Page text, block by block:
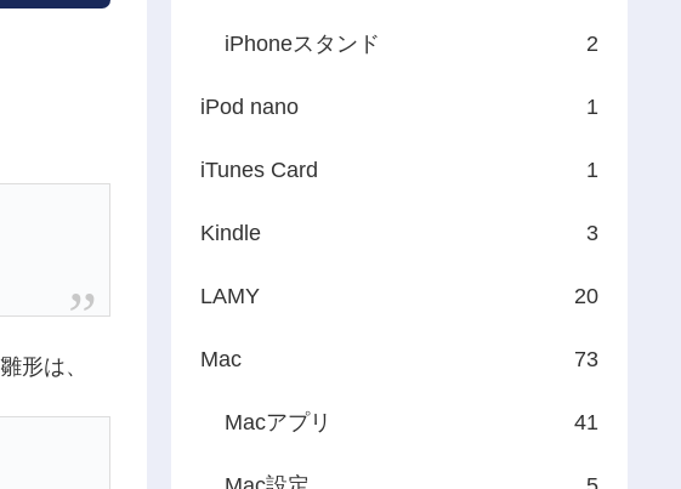
形は、
iPhoneスタンド 2
iPod nano 1
iTunes Card 1
Kindle 3
LAMY 20
Mac 73
Macアプリ 41